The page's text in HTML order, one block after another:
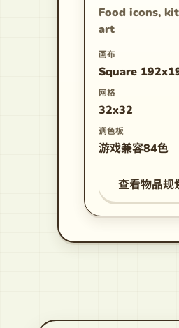
Food icons,
art
画布
Square
网格
32x32
调色板
游戏兼容84色
查看物品规